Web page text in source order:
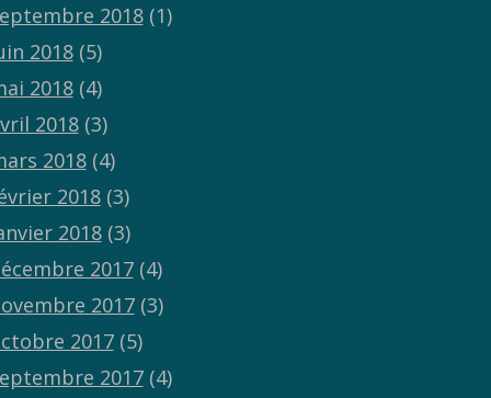
2018(1)
2018(5)
2018(4)
2018(3)
2018(4)
2018(3)
2018(3)
2017(4)
2017(3)
2017(5)
2017(4)